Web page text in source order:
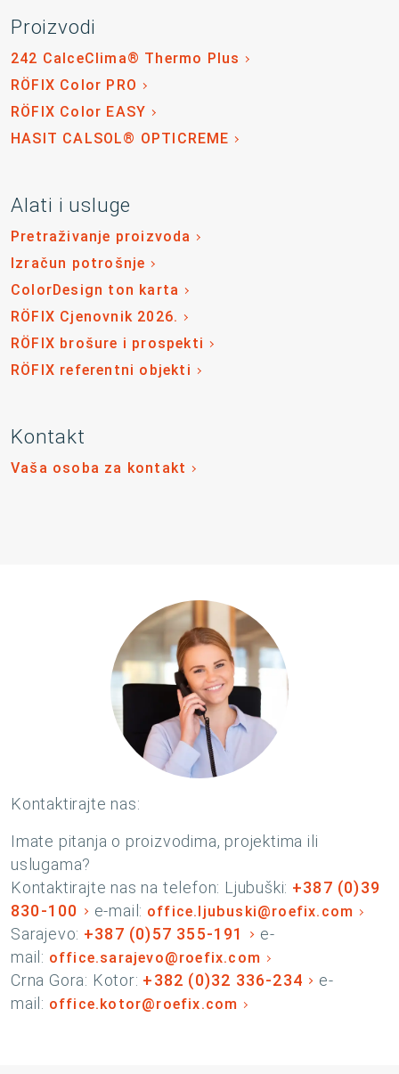
Proizvodi
242 CalceClima® Thermo Plus
RÖFIX Color PRO
RÖFIX Color EASY
HASIT CALSOL® OPTICREME
Alati i usluge
Pretraživanje proizvoda
Izračun potrošnje
ColorDesign ton karta
RÖFIX Cjenovnik 2026.
RÖFIX brošure i prospekti
RÖFIX referentni objekti
Kontakt
Vaša osoba za kontakt
Kontaktirajte nas:
Imate pitanja o proizvodima, projektima ili
uslugama?
Kontaktirajte nas na telefon: Ljubuški: +387 (0)39
830-100
e-mail: office.ljubuski@roefix.com
Sarajevo: +387 (0)57 355-191
e-
mail: office.sarajevo@roefix.com
Crna Gora: Kotor: +382 (0)32 336-234
e-
mail: office.kotor@roefix.com